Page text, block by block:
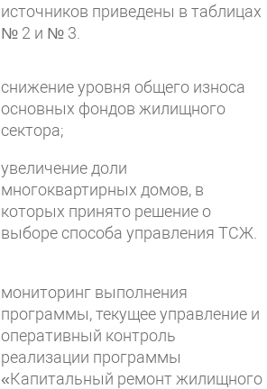
источников приведены в таблицах
№ 2 и № 3.
снижение уровня общего износа
основных фондов жилищного
сектора;
увеличение доли
многоквартирных домов, в
которых принято решение о
выборе способа управления ТСЖ.
мониторинг выполнения
программы, текущее управление и
оперативный контроль
реализации программы
«Капитальный ремонт жилищного